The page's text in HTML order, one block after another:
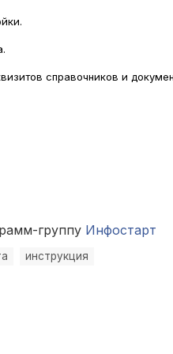
справочников и
группу Инфостарт
инструкция